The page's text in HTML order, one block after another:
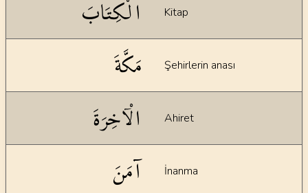
الْكِتَابَ Kitap
مَكَّةَ Şehirlerin anası
الْآخِرَةَ Ahiret
آمَنَ İnanma